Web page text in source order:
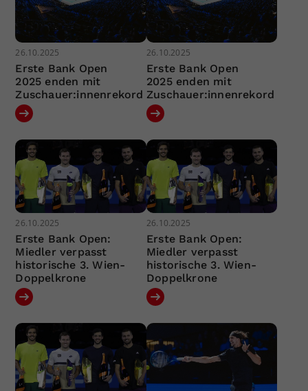
26.10.2025
Erste Bank Open
2025 enden mit
Zuschauer:innenrekord
26.10.2025
Erste Bank Open
2025 enden mit
Zuschauer:innenrekord
26.10.2025
Erste Bank Open:
Miedler verpasst
historische 3. Wien-
Doppelkrone
26.10.2025
Erste Bank Open:
Miedler verpasst
historische 3. Wien-
Doppelkrone